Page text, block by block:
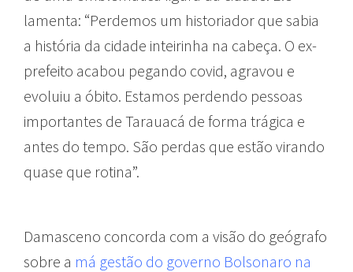
lamenta: “Perdemos um historiador que sabia
a história da cidade inteirinha na cabeça. O ex-
prefeito acabou pegando covid, agravou e
evoluiu a óbito. Estamos perdendo pessoas
importantes de Tarauacá de forma trágica e
antes do tempo. São perdas que estão virando
quase que rotina”.
Damasceno concorda com a visão do geógrafo
sobre a má gestão do governo Bolsonaro na